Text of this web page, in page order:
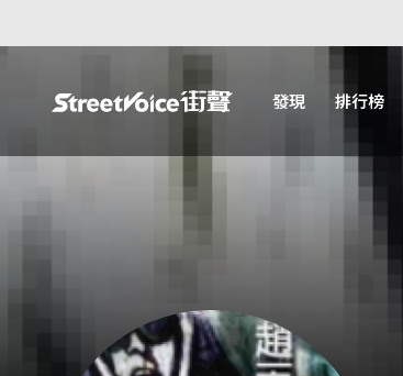
發現 排行榜